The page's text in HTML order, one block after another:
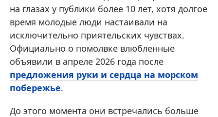
на глазах у публики более 10 лет, хотя долгое
время молодые люди настаивали на
исключительно приятельских чувствах.
Официально о помолвке влюбленные
объявили в апреле 2026 года после
предложения руки и сердца на морском
побережье.
До этого момента они встречались больше